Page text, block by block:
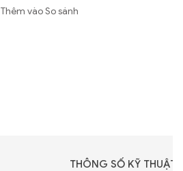
Thêm vào So sánh
THÔNG SỐ KỸ THUẬT